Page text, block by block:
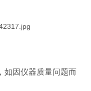
如因仪器质量问题而